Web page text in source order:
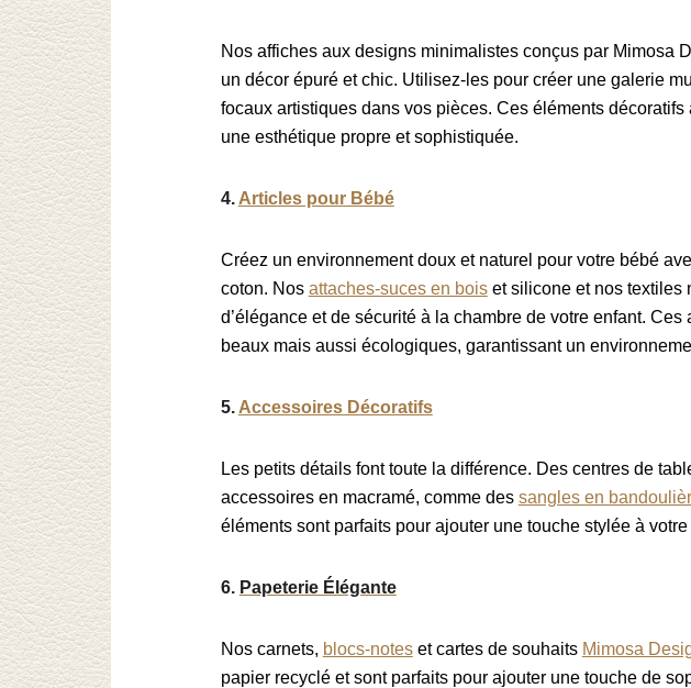
Nos affiches aux designs minimalistes conçus par Mimosa
un décor épuré et chic. Utilisez-les pour créer une galerie
focaux artistiques dans vos pièces. Ces éléments
une esthétique propre et sophistiquée.
4. Articles pour Bébé
Créez un environnement doux et naturel pour votre bébé
coton. Nos attaches-suces en boiset silicone et nos textiles
d’élégance et de sécurité à la chambre de votre enfant.
beaux mais aussi écologiques, garantissant un
5. Accessoires Décoratifs
Les petits détails font toute la différence. Des centres de
accessoires en macramé, comme des sangles en
éléments sont parfaits pour ajouter une touche stylée à
6. Papeterie Élégante
Nos carnets, blocs-noteset cartes de souhaits Mimosa
papier recyclé et sont parfaits pour ajouter une touche de